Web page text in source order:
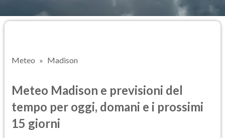
Meteo Madison
Meteo Madison e previsioni del
tempo per oggi, domani e i prossimi
15 giorni